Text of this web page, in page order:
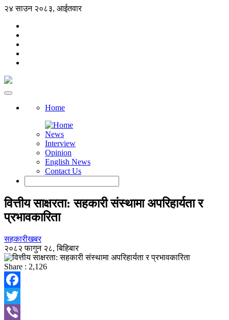
२४ साउन २०८३, आईतवार
Home
News
Interview
Opinion
English News
Contact Us
वित्तीय साक्षरता: सहकारी संस्थामा अपरिहार्यता र
प्रभावकारिता
सहकारीखबर
२०८२ फागुन २८, बिहिबार
Share : 2,126
Facebook
Twitter